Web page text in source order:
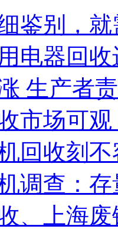
鉴别，
电器回
生产者
市场可
回收刻不
调查：
、上海